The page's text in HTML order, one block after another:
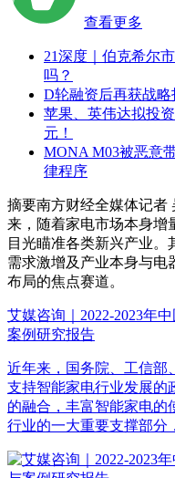
查看更多
21深度｜伯克希尔
吗？
D轮融资后再获战
苹果、英伟达拟投
元！
MONA M03被恶意
律程序
摘要南方财经全媒体记者
来，随着家电市场本身增
目光瞄准各类新兴产业
需求激增及产业本身与电
布局的焦点赛道。
艾媒咨询｜2022-2023年
案例研究报告
近年来，国务院、工信部
支持智能家电行业发展的
的融合，丰富智能家电的
行业的一大重要支撑部分